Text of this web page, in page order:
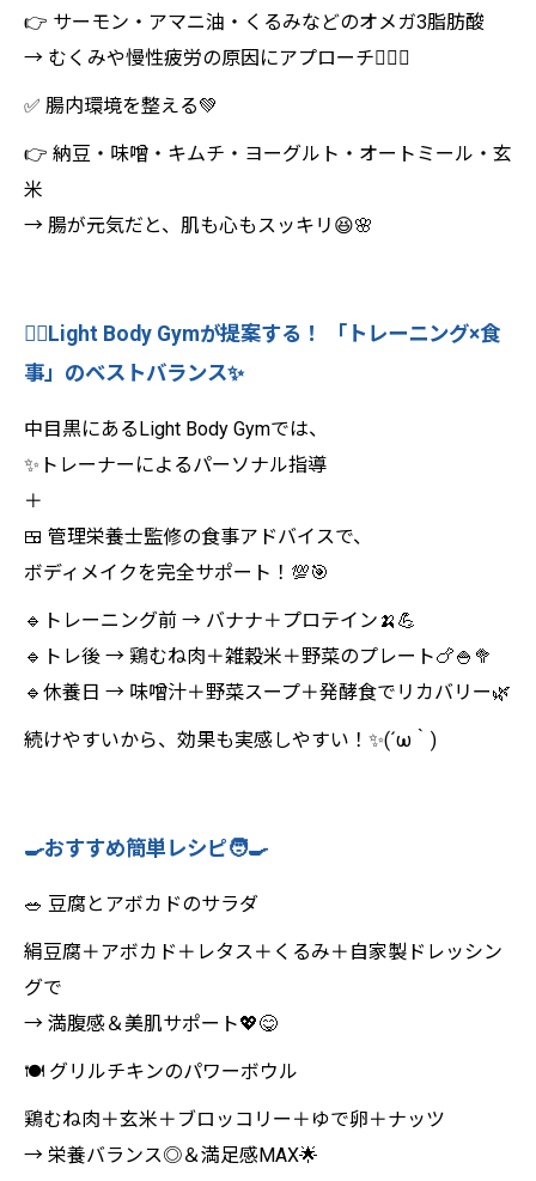
👉 サーモン・アマニ油・くるみなどのオメガ3脂肪酸
→ むくみや慢性疲労の原因にアプローチ🧘‍♀️✨
✅ 腸内環境を整える💚
👉 納豆・味噌・キムチ・ヨーグルト・オートミール・玄
米
→ 腸が元気だと、肌も心もスッキリ😆🌸
🏋️‍♀️Light Body Gymが提案する！ 「トレーニング×食
事」のベストバランス✨
中目黒にあるLight Body Gymでは、
✨トレーナーによるパーソナル指導
＋
🍱 管理栄養士監修の食事アドバイスで、
ボディメイクを完全サポート！💯🎯
🔹トレーニング前 → バナナ＋プロテイン🍌💪
🔹トレ後 → 鶏むね肉＋雑穀米＋野菜のプレート🍗🍚🥦
🔹休養日 → 味噌汁＋野菜スープ＋発酵食でリカバリー🌿
続けやすいから、効果も実感しやすい！✨(´ω｀)
🍳おすすめ簡単レシピ🧑‍🍳
🥗 豆腐とアボカドのサラダ
絹豆腐＋アボカド＋レタス＋くるみ＋自家製ドレッシン
グで
→ 満腹感＆美肌サポート💖😋
🍽️ グリルチキンのパワーボウル
鶏むね肉＋玄米＋ブロッコリー＋ゆで卵＋ナッツ
→ 栄養バランス◎＆満足感MAX🌟